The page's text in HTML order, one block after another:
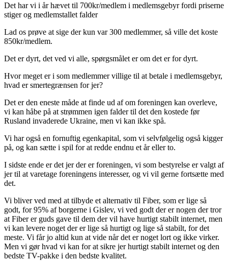
Det har vi i år hævet til 700kr/medlem i medlemsgebyr fordi priserne
stiger og medlemstallet falder
Lad os prøve at sige der kun var 300 medlemmer, så ville det koste
850kr/medlem.
Det er dyrt, det ved vi alle, spørgsmålet er om det er for dyrt.
Hvor meget er i som medlemmer villige til at betale i medlemsgebyr,
hvad er smertegrænsen for jer?
Det er den eneste måde at finde ud af om foreningen kan overleve,
vi kan håbe på at strømmen igen falder til det den kostede før
Rusland invaderede Ukraine, men vi kan ikke spå.
Vi har også en fornuftig egenkapital, som vi selvfølgelig også kigger
på, og kan sætte i spil for at redde endnu et år eller to.
I sidste ende er det jer der er foreningen, vi som bestyrelse er valgt af
jer til at varetage foreningens interesser, og vi vil gerne fortsætte med
det.
Vi bliver ved med at tilbyde et alternativ til Fiber, som er lige så
godt, for 95% af borgerne i Gislev, vi ved godt der er nogen der tror
at Fiber er guds gave til dem der vil have hurtigt stabilt internet, men
vi kan levere noget der er lige så hurtigt og lige så stabilt, for det
meste. Vi får jo altid kun at vide når det er noget lort og ikke virker.
Men vi gør hvad vi kan for at sikre jer hurtigt stabilt internet og den
bedste TV-pakke i den bedste kvalitet.